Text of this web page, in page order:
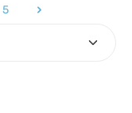
Seite
5